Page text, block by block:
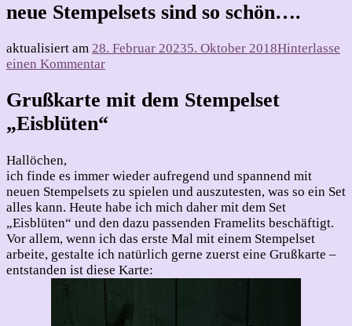
neue Stempelsets sind so schön….
aktualisiert am 28. Februar 20235. Oktober 2018Hinterlasse
einen Kommentarzu
Stempelsets
sind
so
Grußkarte mit dem Stempelset
„Eisblüten“
Hallöchen,
ich finde es immer wieder aufregend und spannend mit
neuen Stempelsets zu spielen und auszutesten, was so ein Set
alles kann. Heute habe ich mich daher mit dem Set
„Eisblüten“ und den dazu passenden Framelits beschäftigt.
Vor allem, wenn ich das erste Mal mit einem Stempelset
arbeite, gestalte ich natürlich gerne zuerst eine Grußkarte –
entstanden ist diese Karte: